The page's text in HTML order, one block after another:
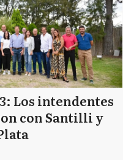
Los intendentes
con Santilli y